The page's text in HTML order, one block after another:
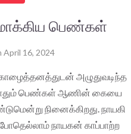
பெண்கள்
April 16, 2024
அழுதுவடிந்த
பெண்கள் ஆணின் கையை
நினைக்கிறது. நாயகி
நாயகன் காப்பாற்ற